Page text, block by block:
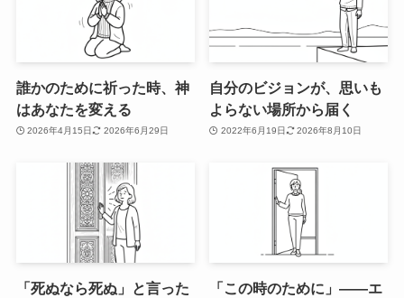
誰かのために祈った時、神
はあなたを変える
2026年4月15日 2026年6月29日
自分のビジョンが、思いも
よらない場所から届く
2022年6月19日 2026年8月10日
「死ぬなら死ぬ」と言った
「この時のために」——エ